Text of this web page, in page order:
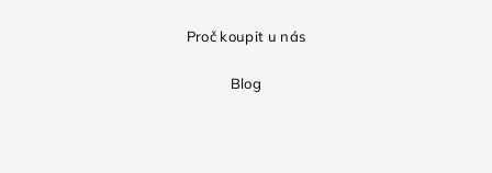
Proč koupit u nás
Blog